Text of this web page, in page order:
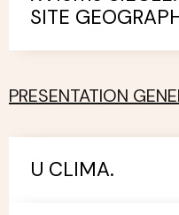
SITE
PRESENTATION
U CLIMA.